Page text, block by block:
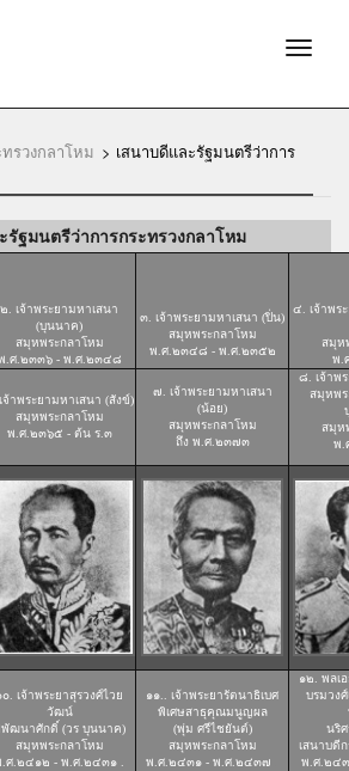
รวงกลาโหม > เสนาบดีและรัฐมนตรีว่าการ
รัฐมนตรีว่าการกระทรวงกลาโหม
๒. เจ้าพระยามหาเสนา
(บุนนาค)
สมุหพระกลาโหม
.ศ.๒๓๓๖ - พ.ศ.๒๓๔๘
๓. เจ้าพระยามหาเสนา (ปิ่น)
สมุหพระกลาโหม
พ.ศ.๒๓๔๘ - พ.ศ.๒๓๕๒
๔. เจ้าพร
สมุห
พ.
จ้าพระยามหาเสนา (สังข์)
สมุหพระกลาโหม
พ.ศ.๒๓๖๕ - ต้น ร.๓
๗. เจ้าพระยามหาเสนา
(น้อย)
สมุหพระกลาโหม
ถึง พ.ศ.๒๓๗๓
๘. เจ้าพ
สมุหพ
สมุห
พ.
๐. เจ้าพระยาสุรวงศ์ไวย
วัฒน์
ฒนาศักดิ์ (วร บุนนาค)
สมุหพระกลาโหม
ศ.๒๔๑๒ - พ.ศ.๒๔๓๑ .
๑๑.. เจ้าพระยารัตนาธิเบศ
พิเศษสาธุคุณมนูญผล
(พุ่ม ศรีไชยันต์)
สมุหพระกลาโหม
พ.ศ.๒๔๓๑ - พ.ศ.๒๔๓๗
๑๒. พลเ
บรมวงศ์
นริ
เสนาบดี
พ.ศ.๒๔